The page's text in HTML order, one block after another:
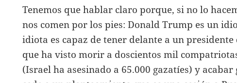
Tenemos que hablar claro porque, si no lo
nos comen por los pies: Donald Trump es un
idiota es capaz de tener delante a un
que ha visto morir a doscientos mil
(Israel ha asesinado a 65.000 gazatíes) y